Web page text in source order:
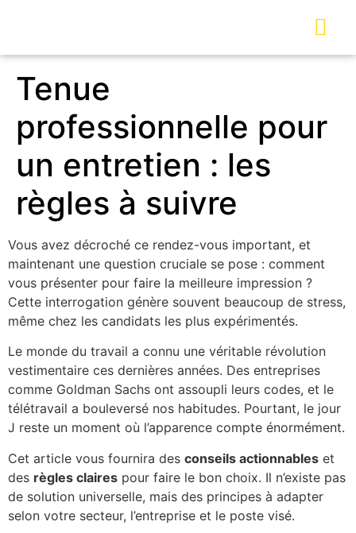
Tenue
professionnelle pour
un entretien : les
règles à suivre
Vous avez décroché ce rendez-vous important, et
maintenant une question cruciale se pose : comment
vous présenter pour faire la meilleure impression ?
Cette interrogation génère souvent beaucoup de stress,
même chez les candidats les plus expérimentés.
Le monde du travail a connu une véritable révolution
vestimentaire ces dernières années. Des entreprises
comme Goldman Sachs ont assoupli leurs codes, et le
télétravail a bouleversé nos habitudes. Pourtant, le jour
J reste un moment où l’apparence compte énormément.
Cet article vous fournira des conseils actionnables et
des règles claires pour faire le bon choix. Il n’existe pas
de solution universelle, mais des principes à adapter
selon votre secteur, l’entreprise et le poste visé.